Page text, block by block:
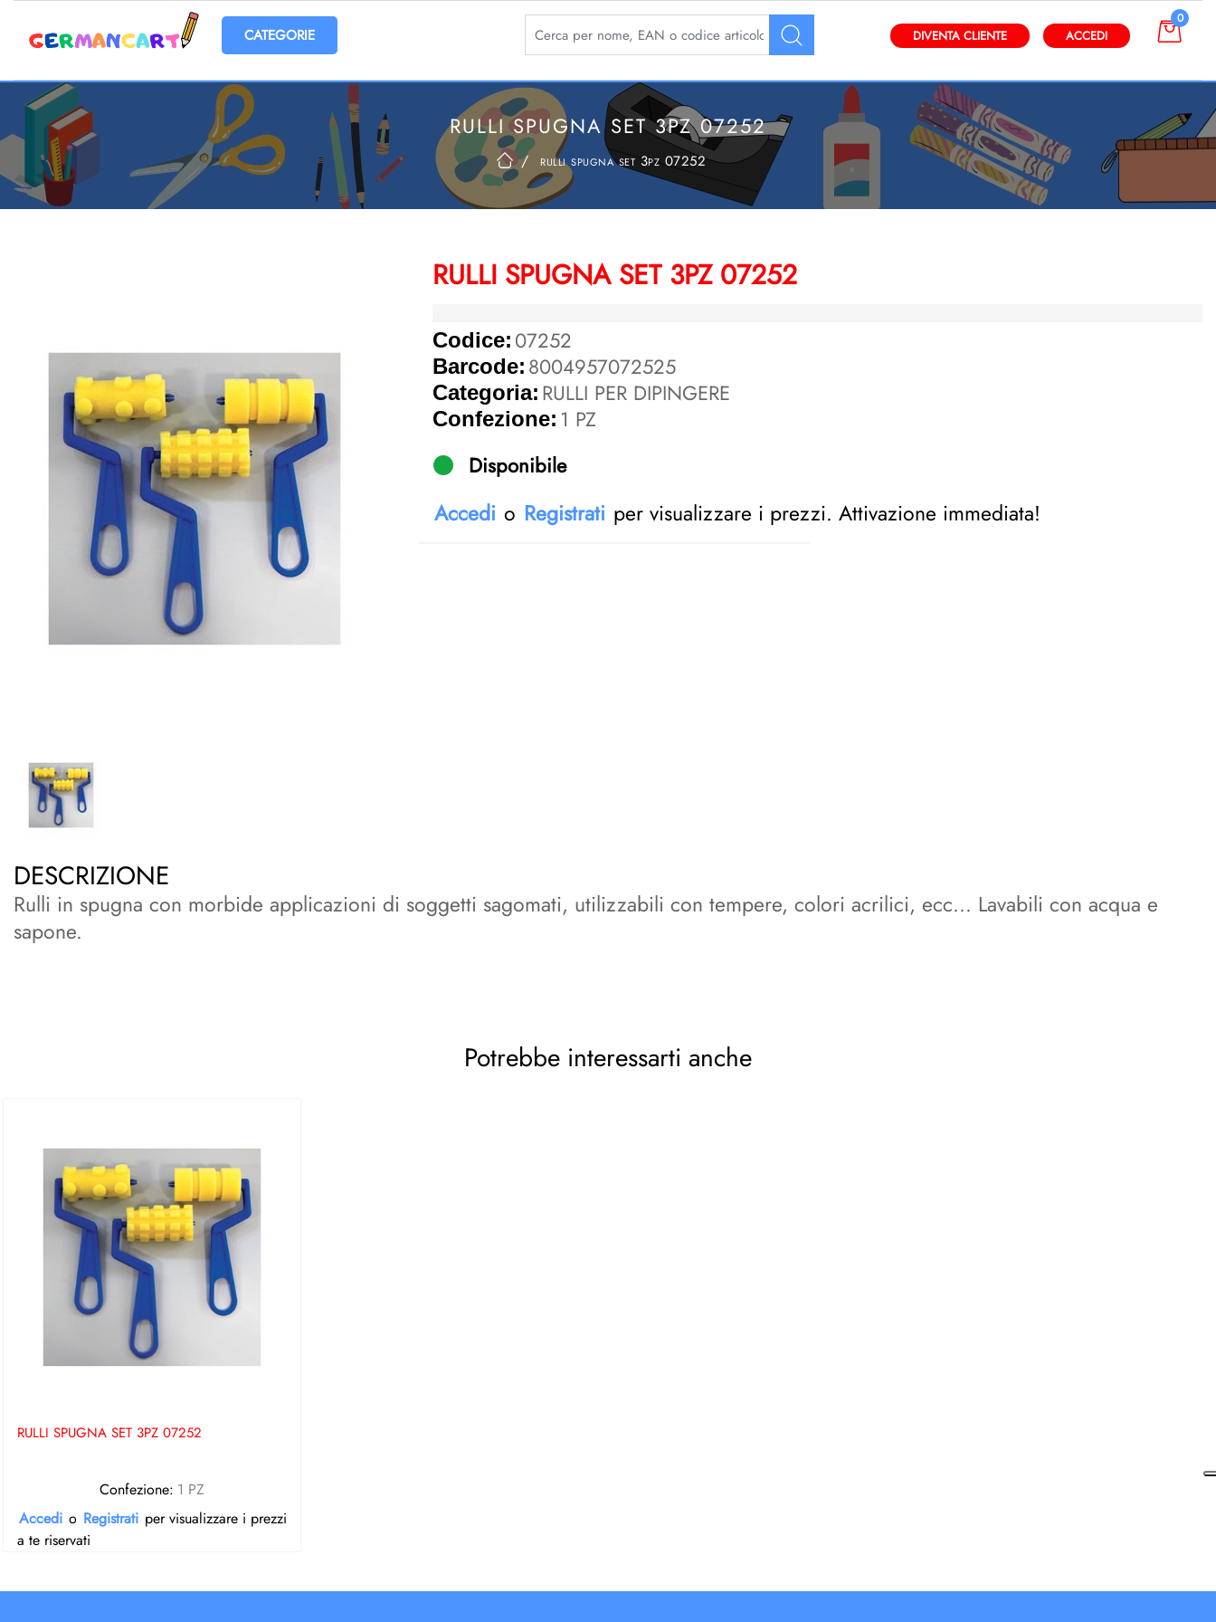
Open menu La modifica di un filtro aggiorna automaticamente gli altri filtri disponibili.
DIVENTA CLIENTE ACCEDI
0
RULLI SPUGNA SET 3PZ 07252
rulli spugna set 3pz 07252
RULLI SPUGNA SET 3PZ 07252
Codice: 07252
Barcode: 8004957072525
Categoria: RULLI PER DIPINGERE
Confezione: 1 PZ
Disponibile
Accedi o Registrati per visualizzare i prezzi. Attivazione immediata!
DESCRIZIONE
Rulli in spugna con morbide applicazioni di soggetti sagomati, utilizzabili con tempere, colori acrilici, ecc... Lavabili con acqua e
sapone.
Potrebbe interessarti anche
RULLI SPUGNA SET 3PZ 07252
Confezione: 1 PZ
Accedi o Registrati per visualizzare i prezzi
a te riservati